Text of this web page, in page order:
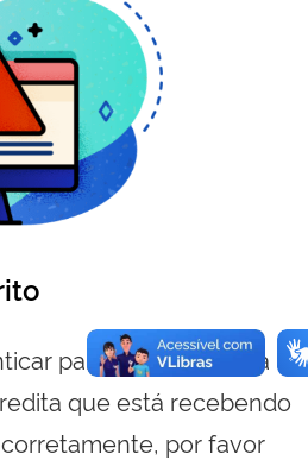
para visualizar essa
que está recebendo
por favor